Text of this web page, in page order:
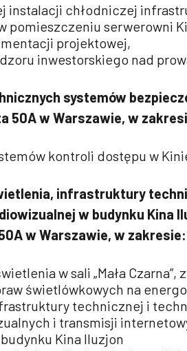
instalacji chłodniczej
pomieszczeniu serwerowni
projektowej,
inwestorskiego nad
systemów
50A w Warszawie, w
kontroli dostępu w
infrastruktury
w budynku Kina
w Warszawie, w zakresie:
w sali „Mała Czarna”,
świetlówkowych na
technicznej i
i transmisji
Kina Iluzjon